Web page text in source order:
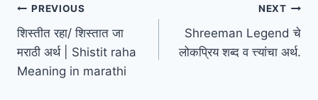
Post
navigation
PREVIOUS
शिस्तीत रहा/ शिस्तात जा
मराठी अर्थ | Shistit raha
Meaning in marathi
NEXT
Shreeman Legend चे
लोकप्रिय शब्द व त्त्यांचा अर्थ.